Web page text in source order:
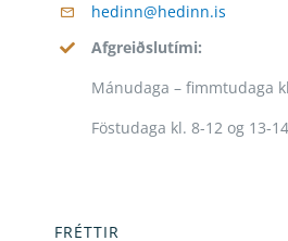
hedinn@hedinn.is
Afgreiðslutími:
Mánudaga – fimmtudaga
Föstudaga kl. 8-12 og 13-14
FRÉTTIR